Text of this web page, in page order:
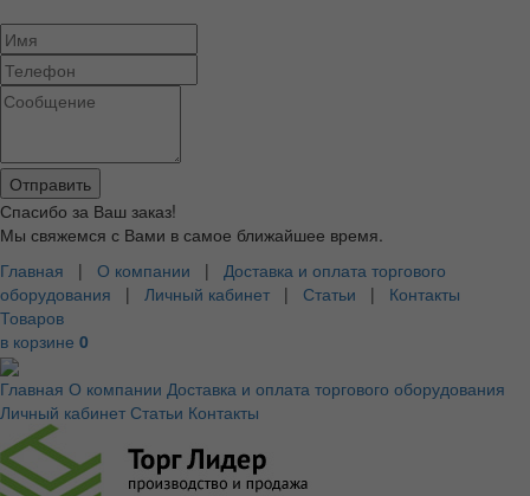
Спасибо за Ваш заказ!
Мы свяжемся с Вами в самое ближайшее время.
Главная | О компании | Доставка и оплата торгового
оборудования | Личный кабинет | Статьи | Контакты
Товаров
в корзине 0
Главная О компании Доставка и оплата торгового оборудования
Личный кабинет Статьи Контакты